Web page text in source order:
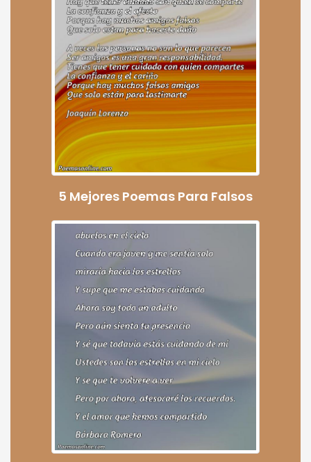
5 Mejores Poemas Para Falsos